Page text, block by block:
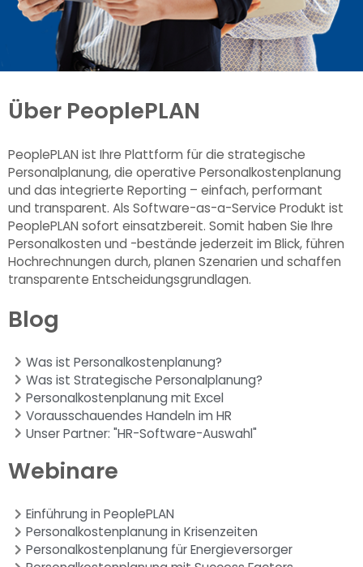
Über PeoplePLAN
PeoplePLAN ist Ihre Plattform für die strategische
Personalplanung, die operative Personalkostenplanung
und das integrierte Reporting – einfach, performant
und transparent. Als Software-as-a-Service Produkt ist
PeoplePLAN sofort einsatzbereit. Somit haben Sie Ihre
Personalkosten und -bestände jederzeit im Blick, führen
Hochrechnungen durch, planen Szenarien und schaffen
transparente Entscheidungsgrundlagen.
Blog
Was ist Personalkostenplanung?
Was ist Strategische Personalplanung?
Personalkostenplanung mit Excel
Vorausschauendes Handeln im HR
Unser Partner: "HR-Software-Auswahl"
Webinare
Einführung in PeoplePLAN
Personalkostenplanung in Krisenzeiten
Personalkostenplanung für Energieversorger